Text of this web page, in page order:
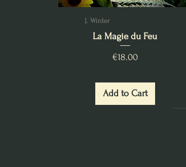
J. Winter
La Magie du Feu
Price
€18.00
Add to Cart